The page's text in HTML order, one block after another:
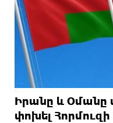
Իրանը և Օմանը
փոխել Հորմուզի